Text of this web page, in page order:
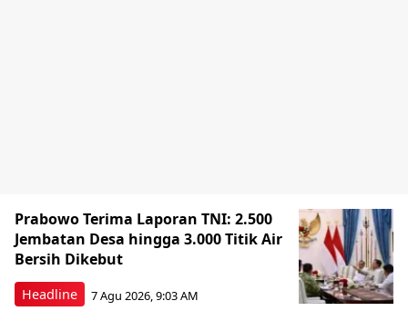
Headline
Prabowo Terima Laporan TNI: 2.500
Jembatan Desa hingga 3.000 Titik Air
Bersih Dikebut
7 Agu 2026, 9:03 AM